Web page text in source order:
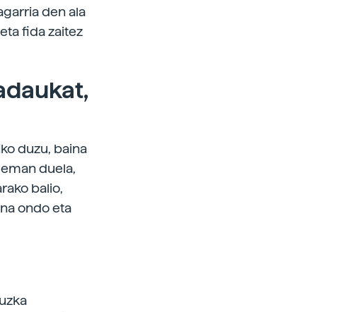
den ala
fida zaitez
duzu, baina
duela,
balio,
ondo eta